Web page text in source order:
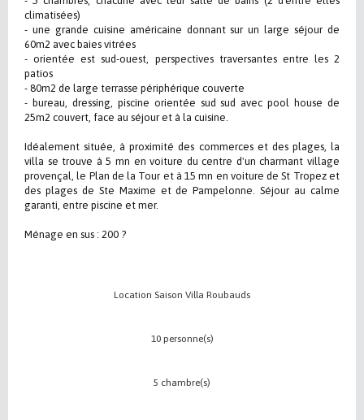
climatisées)
- une grande cuisine américaine donnant sur un large séjour de
60m2 avec baies vitrées
- orientée est sud-ouest, perspectives traversantes entre les 2
patios
- 80m2 de large terrasse périphérique couverte
- bureau, dressing, piscine orientée sud sud avec pool house de
25m2 couvert, face au séjour et à la cuisine.
Idéalement située, à proximité des commerces et des plages, la
villa se trouve à 5 mn en voiture du centre d'un charmant village
provençal, le Plan de la Tour et à 15 mn en voiture de St Tropez et
des plages de Ste Maxime et de Pampelonne. Séjour au calme
garanti, entre piscine et mer.
Ménage en sus : 200 ?
Location Saison Villa Roubauds
10 personne(s)
5 chambre(s)